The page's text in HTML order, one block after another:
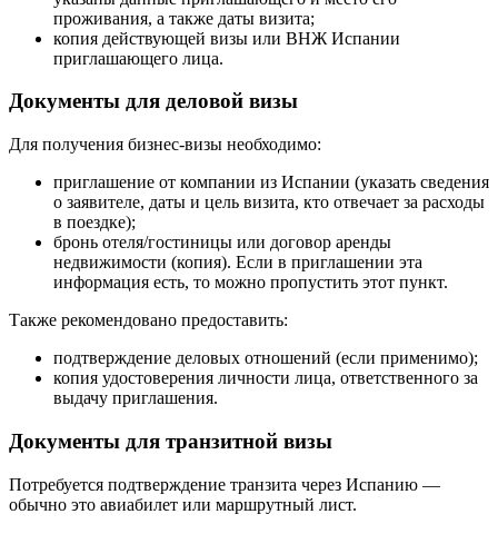
проживания, а также даты визита;
копия действующей визы или ВНЖ Испании
приглашающего лица.
Документы для деловой визы
Для получения бизнес-визы необходимо:
приглашение от компании из Испании (указать сведения
о заявителе, даты и цель визита, кто отвечает за расходы
в поездке);
бронь отеля/гостиницы или договор аренды
недвижимости (копия). Если в приглашении эта
информация есть, то можно пропустить этот пункт.
Также рекомендовано предоставить:
подтверждение деловых отношений (если применимо);
копия удостоверения личности лица, ответственного за
выдачу приглашения.
Документы для транзитной визы
Потребуется подтверждение транзита через Испанию —
обычно это авиабилет или маршрутный лист.